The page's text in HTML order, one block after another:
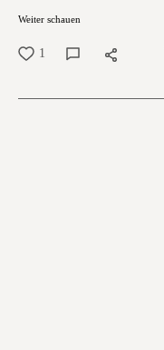
1
Weiter schauen